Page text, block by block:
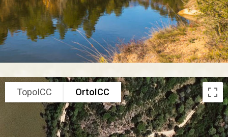
TopoICC OrtoICC